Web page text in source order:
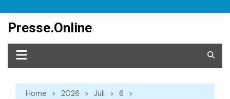
content
Presse.Online
Home 2026 Juli
6